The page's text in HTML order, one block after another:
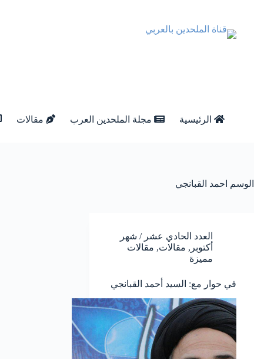
الرئيسية مجلة الملحدين العرب مقالات
الوسم احمد القبانجي
العدد الحادي عشر / شهر
أكتوبر , مقالات, مقالات
مميزة
في حوار مع: السيد أحمد القبانجي